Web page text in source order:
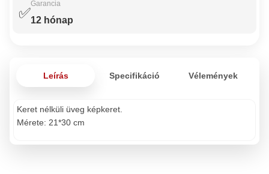
✅
Garancia
12 hónap
Leírás Specifikáció Vélemények
Keret nélküli üveg képkeret.
Mérete: 21*30 cm